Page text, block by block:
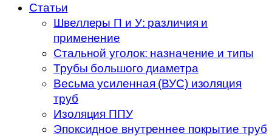
Статьи
Швеллеры П и У: различия и
применение
Стальной уголок: назначение и типы
Трубы большого диаметра
Весьма усиленная (ВУС) изоляция
труб
Изоляция ППУ
Эпоксидное внутреннее покрытие труб